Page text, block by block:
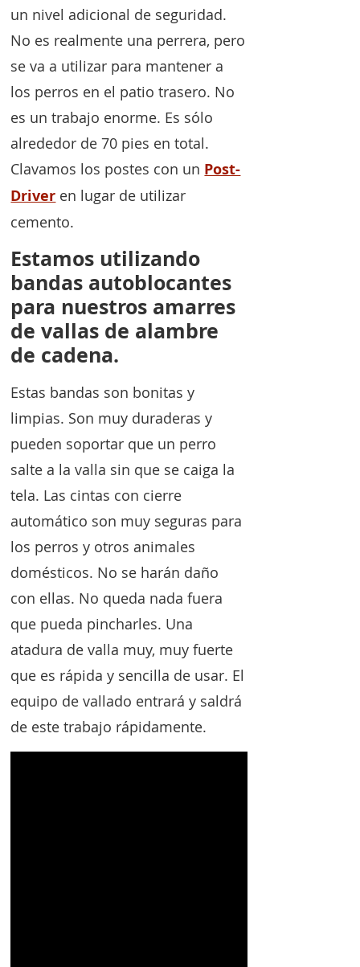
un nivel adicional de seguridad.
No es realmente una perrera, pero
se va a utilizar para mantener a
los perros en el patio trasero. No
es un trabajo enorme. Es sólo
alrededor de 70 pies en total.
Clavamos los postes con un Post-
Driver en lugar de utilizar
cemento.
Estamos utilizando
bandas autoblocantes
para nuestros amarres
de vallas de alambre
de cadena.
Estas bandas son bonitas y
limpias. Son muy duraderas y
pueden soportar que un perro
salte a la valla sin que se caiga la
tela. Las cintas con cierre
automático son muy seguras para
los perros y otros animales
domésticos. No se harán daño
con ellas. No queda nada fuera
que pueda pincharles. Una
atadura de valla muy, muy fuerte
que es rápida y sencilla de usar. El
equipo de vallado entrará y saldrá
de este trabajo rápidamente.